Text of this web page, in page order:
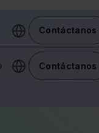
Contáctanos
Contáctanos